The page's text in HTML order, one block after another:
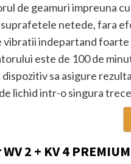
de geamuri impreuna
netede, fara
vibratii indepartand
este de 100 de
dispozitiv sa asigure
lichid intr-o singura
2 + KV 4 PREMIUM